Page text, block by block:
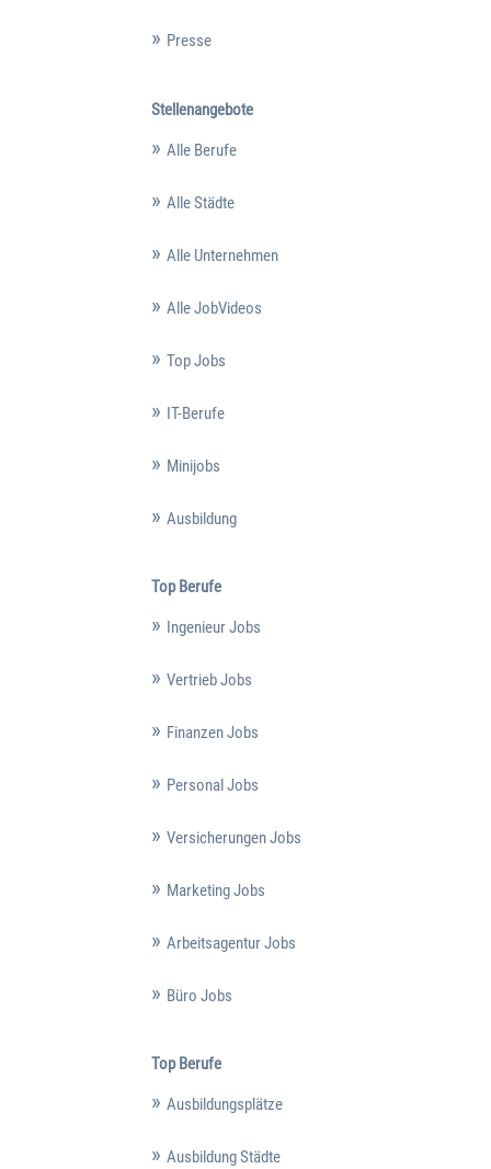
Presse
Stellenangebote
Alle Berufe
Alle Städte
Alle Unternehmen
Alle JobVideos
Top Jobs
IT-Berufe
Minijobs
Ausbildung
Top Berufe
Ingenieur Jobs
Vertrieb Jobs
Finanzen Jobs
Personal Jobs
Versicherungen Jobs
Marketing Jobs
Arbeitsagentur Jobs
Büro Jobs
Top Berufe
Ausbildungsplätze
Ausbildung Städte